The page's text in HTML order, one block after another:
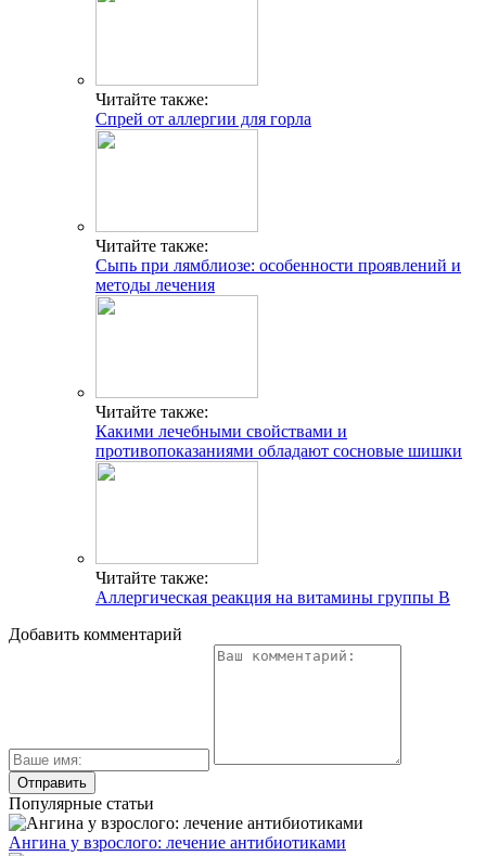
Читайте также:
Спрей от аллергии для горла
Читайте также:
Сыпь при лямблиозе: особенности проявлений и
методы лечения
Читайте также:
Какими лечебными свойствами и
противопоказаниями обладают сосновые шишки
Читайте также:
Аллергическая реакция на витамины группы В
Добавить комментарий
Популярные статьи
Ангина у взрослого: лечение антибиотиками